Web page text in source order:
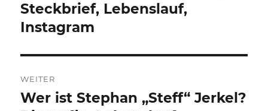
Beitrag:
Steckbrief, Lebenslauf,
Instagram
WEITER
Nächster
Wer ist Stephan „Steff“ Jerkel?